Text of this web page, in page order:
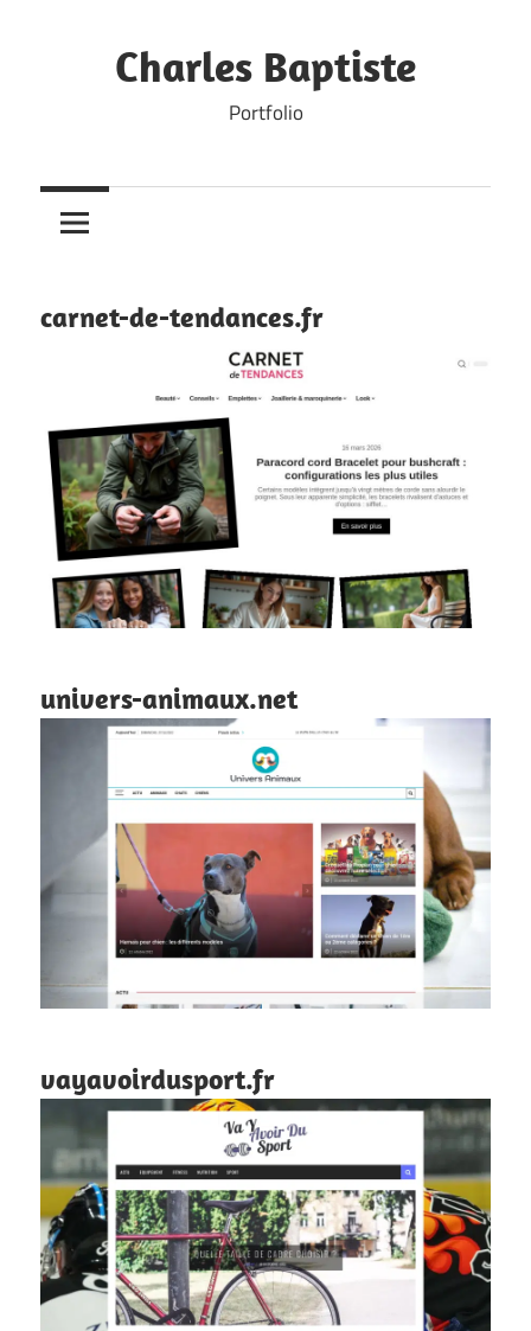
Charles Baptiste
Portfolio
carnet-de-tendances.fr
univers-animaux.net
vayavoirdusport.fr